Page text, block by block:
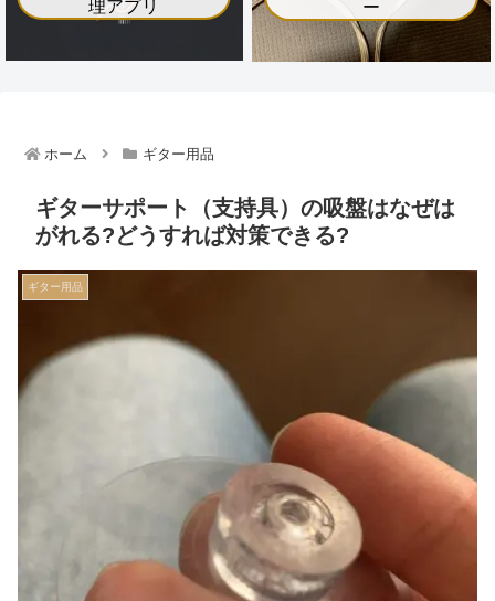
理アプリ
ー
ホーム ギター用品
ギターサポート（支持具）の吸盤はなぜは
がれる?どうすれば対策できる?
ギター用品